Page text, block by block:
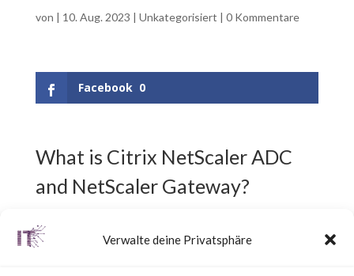
Verwalte deine Privatsphäre
von | 10. Aug. 2023 | Unkategorisiert | 0 Kommentare
Facebook 0
What is Citrix NetScaler ADC
and NetScaler Gateway?
Citrix NetScaler ADC,